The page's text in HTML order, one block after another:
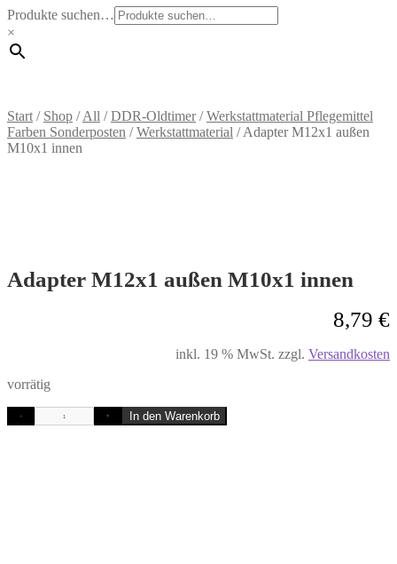
Produkte suchen…
×
Start / Shop /All /DDR-Oldtimer/Werkstattmaterial Pflegemittel
Farben Sonderposten /Werkstattmaterial /Adapter M12x1 außen
M10x1 innen
Adapter M12x1 außen M10x1 innen
8,79 €
inkl. 19 % MwSt. zzgl. Versandkosten
vorrätig
- + In den Warenkorb